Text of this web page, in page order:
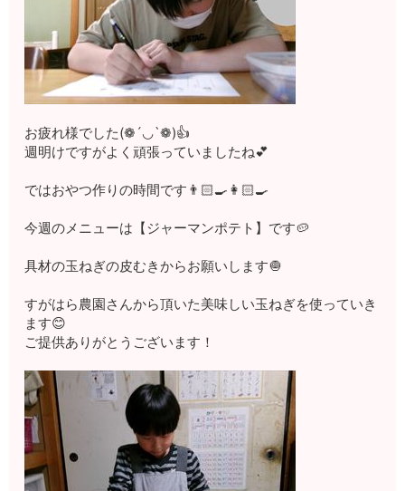
お疲れ様でした(❁´◡`❁)👍
週明けですがよく頑張っていましたね💕
ではおやつ作りの時間です👨🏻‍🍳👩🏻‍🍳
今週のメニューは【ジャーマンポテト】です🥔
具材の玉ねぎの皮むきからお願いします🧅
すがはら農園さんから頂いた美味しい玉ねぎを使っていき
ます😊
ご提供ありがとうございます！